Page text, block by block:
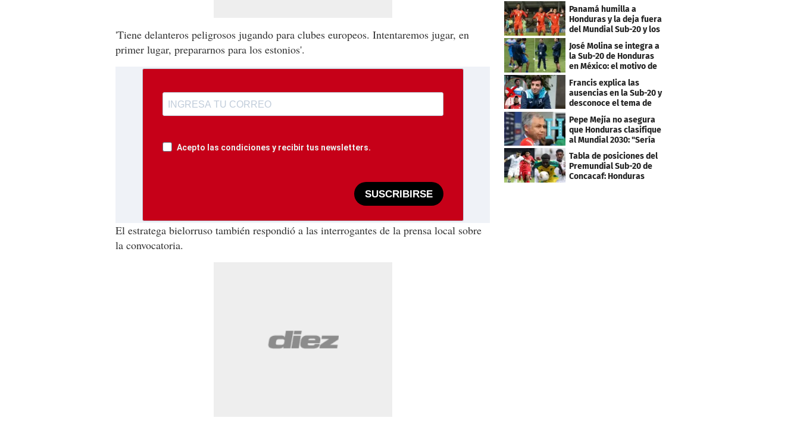
'Tiene delanteros peligrosos jugando para clubes europeos. Intentaremos jugar, en
primer lugar, prepararnos para los estonios'.
Acepto las condiciones y recibir tus newsletters.
SUSCRIBIRSE
El estratega bielorruso también respondió a las interrogantes de la prensa local sobre
la convocatoria.
Panamá humilla a
Honduras y la deja fuera
del Mundial Sub-20 y los
Juegos Olímpicos
José Molina se integra a
la Sub-20 de Honduras
en México: el motivo de
su viaje
Francis explica las
ausencias en la Sub-20 y
desconoce el tema de
los tiktokers
Pepe Mejía no asegura
que Honduras clasifique
al Mundial 2030: "Sería
mentir"
Tabla de posiciones del
Premundial Sub-20 de
Concacaf: Honduras